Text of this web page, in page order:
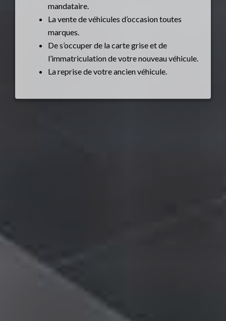
mandataire.
La vente de véhicules d’occasion toutes
marques.
De s’occuper de la carte grise et de
l’immatriculation de votre nouveau véhicule.
La reprise de votre ancien véhicule.